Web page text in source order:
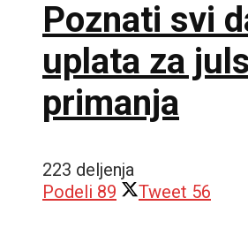
Poznati svi
uplata za
primanja
223 deljenja
Podeli 89 Tweet 56